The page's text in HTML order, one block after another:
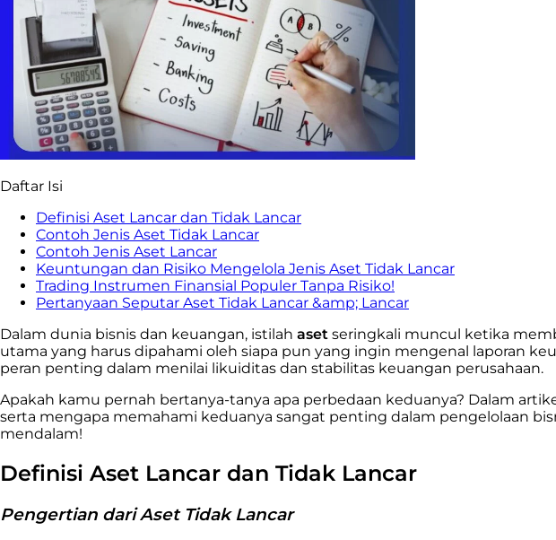
Daftar Isi
Definisi Aset Lancar dan Tidak Lancar
Contoh Jenis Aset Tidak Lancar
Contoh Jenis Aset Lancar
Keuntungan dan Risiko Mengelola Jenis Aset Tidak Lancar
Trading Instrumen Finansial Populer Tanpa Risiko!
Pertanyaan Seputar Aset Tidak Lancar &amp; Lancar
Dalam dunia bisnis dan keuangan, istilah aset seringkali muncul ketika
utama yang harus dipahami oleh siapa pun yang ingin mengenal laporan
peran penting dalam menilai likuiditas dan stabilitas keuangan perusahaan.
Apakah kamu pernah bertanya-tanya apa perbedaan keduanya? Dalam
serta mengapa memahami keduanya sangat penting dalam pengelolaan
mendalam!
Definisi Aset Lancar dan Tidak Lancar
Pengertian dari Aset Tidak Lancar